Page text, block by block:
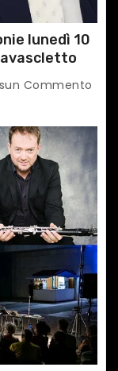
lunedì 10
Commento